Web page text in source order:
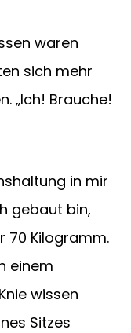
waren
sich mehr
„Ich! Brauche!
in mir
gebaut bin,
70 Kilogramm.
einem
wissen
Sitzes